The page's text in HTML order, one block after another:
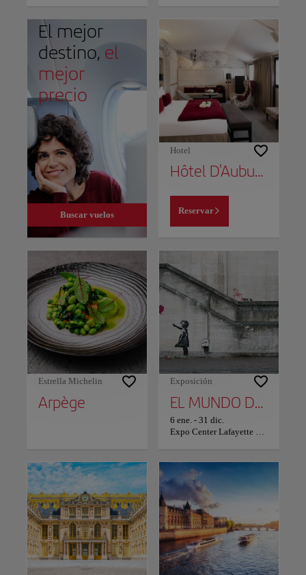
El mejor
destino, el
mejor
precio
Buscar vuelos
Hotel
Hôtel D'Aubusson
Reservar
Estrella Michelin
Arpège
Exposición
EL MUNDO DE BANKSY: POST
6 ene. - 31 dic.